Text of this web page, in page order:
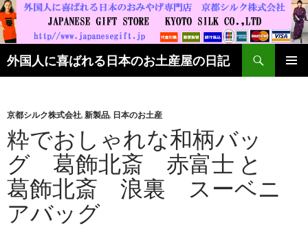
外国人に喜ばれる日本のお土産屋の日記
検索
京都シルク株式会社, 新製品, 日本のお土産
粋でおしゃれな和柄バッ
グ 葛飾北斎 赤富士 と
葛飾北斎 浪裏 スーベニ
アバッグ